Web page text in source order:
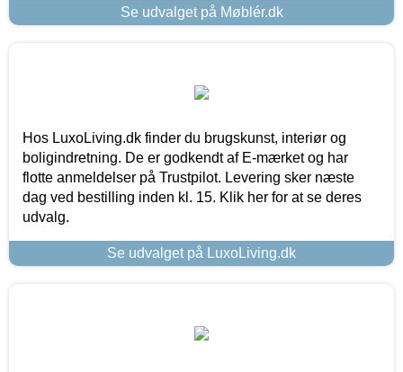
Se udvalget på Møblér.dk
Hos LuxoLiving.dk finder du brugskunst, interiør og
boligindretning. De er godkendt af E-mærket og har
flotte anmeldelser på Trustpilot. Levering sker næste
dag ved bestilling inden kl. 15. Klik her for at se deres
udvalg.
Se udvalget på LuxoLiving.dk